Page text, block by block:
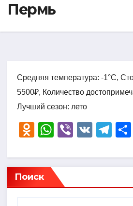
Пермь
Средняя температура: -1°C,
5500₽, Количество
Лучший сезон: лето
O
n
o
kl
W
at
s
A
Vi
er
V
T
e
a
Поиск